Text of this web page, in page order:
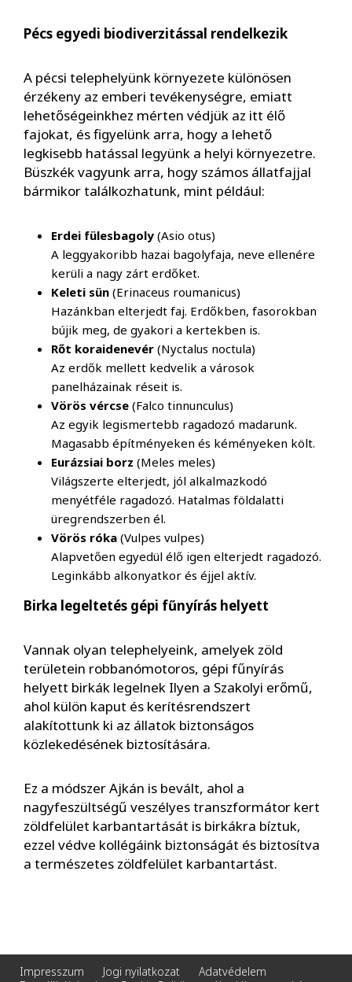
Pécs egyedi biodiverzitással rendelkezik
A pécsi telephelyünk környezete különösen
érzékeny az emberi tevékenységre, emiatt
lehetőségeinkhez mérten védjük az itt élő
fajokat, és figyelünk arra, hogy a lehető
legkisebb hatással legyünk a helyi környezetre.
Büszkék vagyunk arra, hogy számos állatfajjal
bármikor találkozhatunk, mint például:
Erdei fülesbagoly (Asio otus)
A leggyakoribb hazai bagolyfaja, neve ellenére
kerüli a nagy zárt erdőket.
Keleti sün (Erinaceus roumanicus)
Hazánkban elterjedt faj. Erdőkben, fasorokban
bújik meg, de gyakori a kertekben is.
Rőt koraidenevér (Nyctalus noctula)
Az erdők mellett kedvelik a városok
panelházainak réseit is.
Vörös vércse (Falco tinnunculus)
Az egyik legismertebb ragadozó madarunk.
Magasabb építményeken és kéményeken költ.
Eurázsiai borz (Meles meles)
Világszerte elterjedt, jól alkalmazkodó
menyétféle ragadozó. Hatalmas földalatti
üregrendszerben él.
Vörös róka (Vulpes vulpes)
Alapvetően egyedül élő igen elterjedt ragadozó.
Leginkább alkonyatkor és éjjel aktív.
Birka legeltetés gépi fűnyírás helyett
Vannak olyan telephelyeink, amelyek zöld
területein robbanómotoros, gépi fűnyírás
helyett birkák legelnek Ilyen a Szakolyi erőmű,
ahol külön kaput és kerítésrendszert
alakítottunk ki az állatok biztonságos
közlekedésének biztosítására.
Ez a módszer Ajkán is bevált, ahol a
nagyfeszültségű veszélyes transzformátor kert
zöldfelület karbantartását is birkákra bíztuk,
ezzel védve kollégáink biztonságát és biztosítva
a természetes zöldfelület karbantartást.
Impresszum Jogi nyilatkozat
Adatvédelem